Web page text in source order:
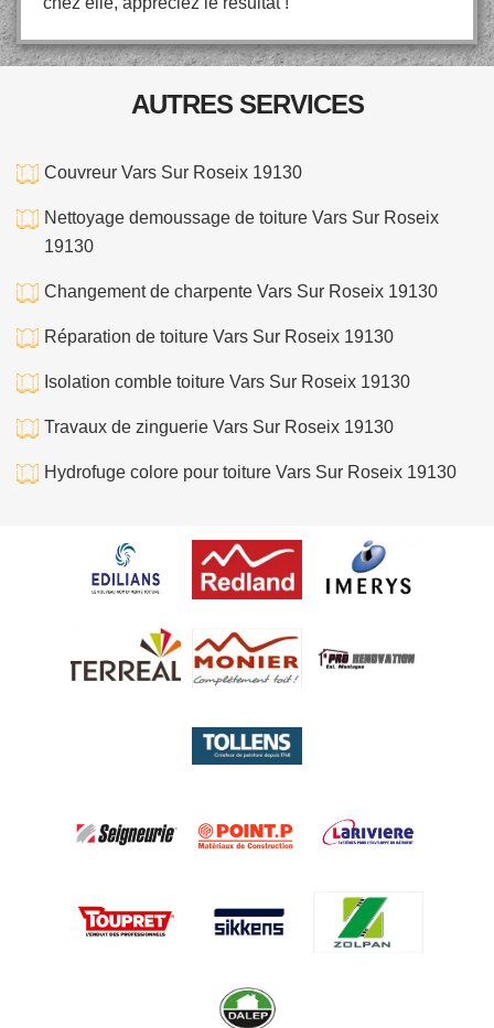
AUTRES SERVICES
Couvreur Vars Sur Roseix 19130
Nettoyage demoussage de toiture Vars Sur Roseix
19130
Changement de charpente Vars Sur Roseix 19130
Réparation de toiture Vars Sur Roseix 19130
Isolation comble toiture Vars Sur Roseix 19130
Travaux de zinguerie Vars Sur Roseix 19130
Hydrofuge colore pour toiture Vars Sur Roseix 19130